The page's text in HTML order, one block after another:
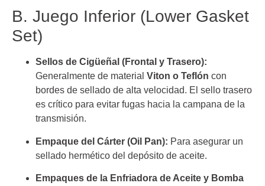
B. Juego Inferior (Lower Gasket
Set)
Sellos de Cigüeñal (Frontal y Trasero):
Generalmente de material Viton o Teflón con
bordes de sellado de alta velocidad. El sello trasero
es crítico para evitar fugas hacia la campana de la
transmisión.
Empaque del Cárter (Oil Pan): Para asegurar un
sellado hermético del depósito de aceite.
Empaques de la Enfriadora de Aceite y Bomba